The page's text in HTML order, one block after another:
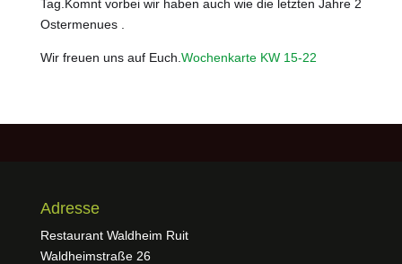
Tag.Komnt vorbei wir haben auch wie die letzten Jahre 2
Ostermenues .
Wir freuen uns auf Euch. Wochenkarte KW 15-22
Adresse
Restaurant Waldheim Ruit
Waldheimstraße 26